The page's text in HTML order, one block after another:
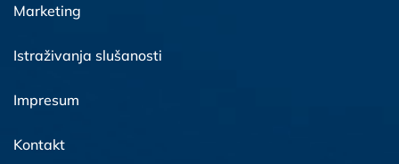
Marketing
Istraživanja slušanosti
Impresum
Kontakt